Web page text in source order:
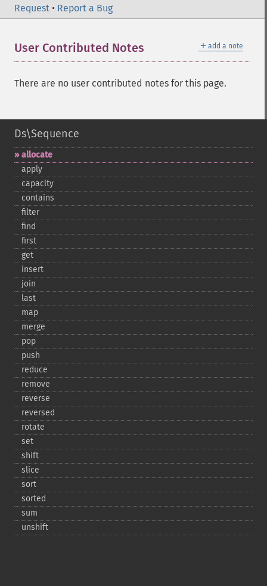
Request • Report a Bug
＋ add a note
User Contributed Notes
There are no user contributed notes for this page.
Ds\Sequence
allocate
apply
capacity
contains
filter
find
first
get
insert
join
last
map
merge
pop
push
reduce
remove
reverse
reversed
rotate
set
shift
slice
sort
sorted
sum
unshift